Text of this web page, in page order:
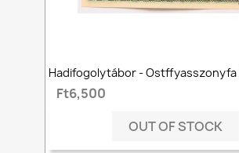
Hadifogolytábor - Ostffyasszonyfa
Ft6,500
OUT OF STOCK